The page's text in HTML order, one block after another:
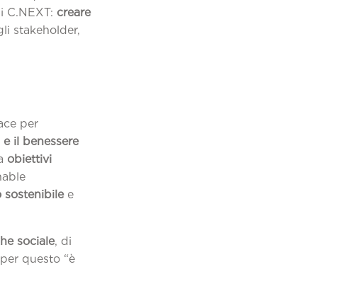
C.NEXT: creare
stakeholder,
per
il benessere
obiettivi
sostenibilee
sociale, di
questo “è